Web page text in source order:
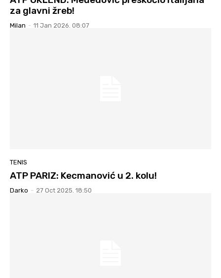
za glavni žreb!
Milan - 11 Jan 2026. 08:07
TENIS
ATP PARIZ: Kecmanović u 2. kolu!
Darko - 27 Oct 2025. 18:50